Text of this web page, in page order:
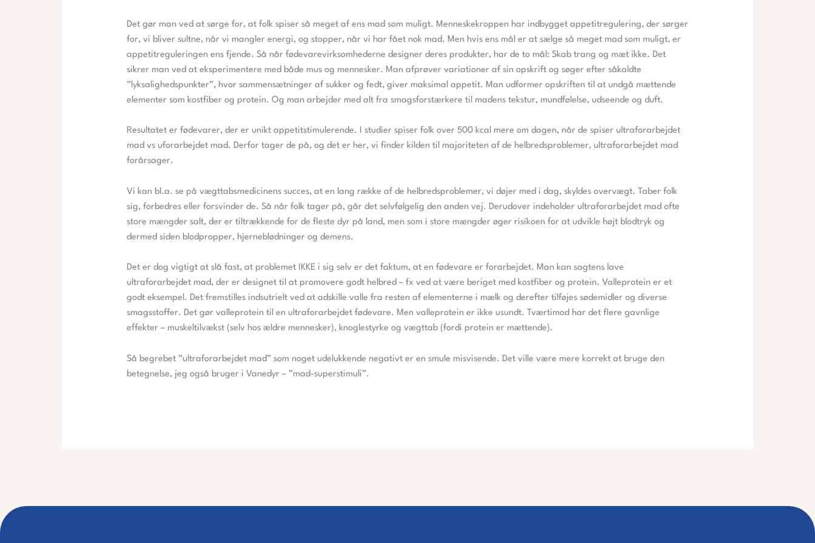
Det gør man ved at sørge for, at folk spiser så meget af ens mad som muligt. Menneskekroppen har indbygget appetitregulering, der sørger
for, vi bliver sultne, når vi mangler energi, og stopper, når vi har fået nok mad. Men hvis ens mål er at sælge så meget mad som muligt, er
appetitreguleringen ens fjende. Så når fødevarevirksomhederne designer deres produkter, har de to mål: Skab trang og mæt ikke. Det
sikrer man ved at eksperimentere med både mus og mennesker. Man afprøver variationer af sin opskrift og søger efter såkaldte
”lyksalighedspunkter”, hvor sammensætninger af sukker og fedt, giver maksimal appetit. Man udformer opskriften til at undgå mættende
elementer som kostfiber og protein. Og man arbejder med alt fra smagsforstærkere til madens tekstur, mundfølelse, udseende og duft.
Resultatet er fødevarer, der er unikt appetitstimulerende. I studier spiser folk over 500 kcal mere om dagen, når de spiser ultraforarbejdet
mad vs uforarbejdet mad. Derfor tager de på, og det er her, vi finder kilden til majoriteten af de helbredsproblemer, ultraforarbejdet mad
forårsager.
Vi kan bl.a. se på vægttabsmedicinens succes, at en lang række af de helbredsproblemer, vi døjer med i dag, skyldes overvægt. Taber folk
sig, forbedres eller forsvinder de. Så når folk tager på, går det selvfølgelig den anden vej. Derudover indeholder ultraforarbejdet mad ofte
store mængder salt, der er tiltrækkende for de fleste dyr på land, men som i store mængder øger risikoen for at udvikle højt blodtryk og
dermed siden blodpropper, hjerneblødninger og demens.
Det er dog vigtigt at slå fast, at problemet IKKE i sig selv er det faktum, at en fødevare er forarbejdet. Man kan sagtens lave
ultraforarbejdet mad, der er designet til at promovere godt helbred – fx ved at være beriget med kostfiber og protein. Valleprotein er et
godt eksempel. Det fremstilles indsutrielt ved at adskille valle fra resten af elementerne i mælk og derefter tilføjes sødemidler og diverse
smagsstoffer. Det gør valleprotein til en ultraforarbejdet fødevare. Men valleprotein er ikke usundt. Tværtimod har det flere gavnlige
effekter – muskeltilvækst (selv hos ældre mennesker), knoglestyrke og vægttab (fordi protein er mættende).
Så begrebet ”ultraforarbejdet mad” som noget udelukkende negativt er en smule misvisende. Det ville være mere korrekt at bruge den
betegnelse, jeg også bruger i Vanedyr – ”mad-superstimuli”.